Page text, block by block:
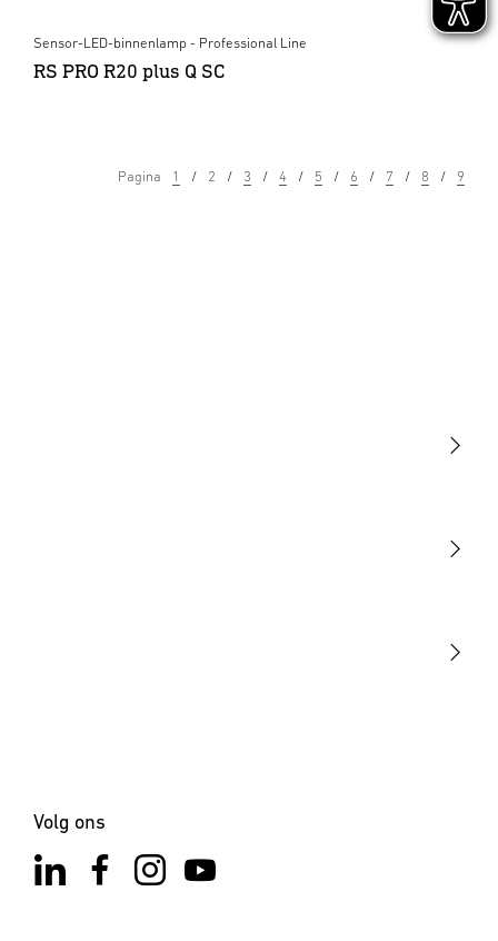
Sensor-LED-binnenlamp - Professional Line
RS PRO R20 plus Q SC
Pagina 1 2 3 4 5 6 7 8 9
Volg ons